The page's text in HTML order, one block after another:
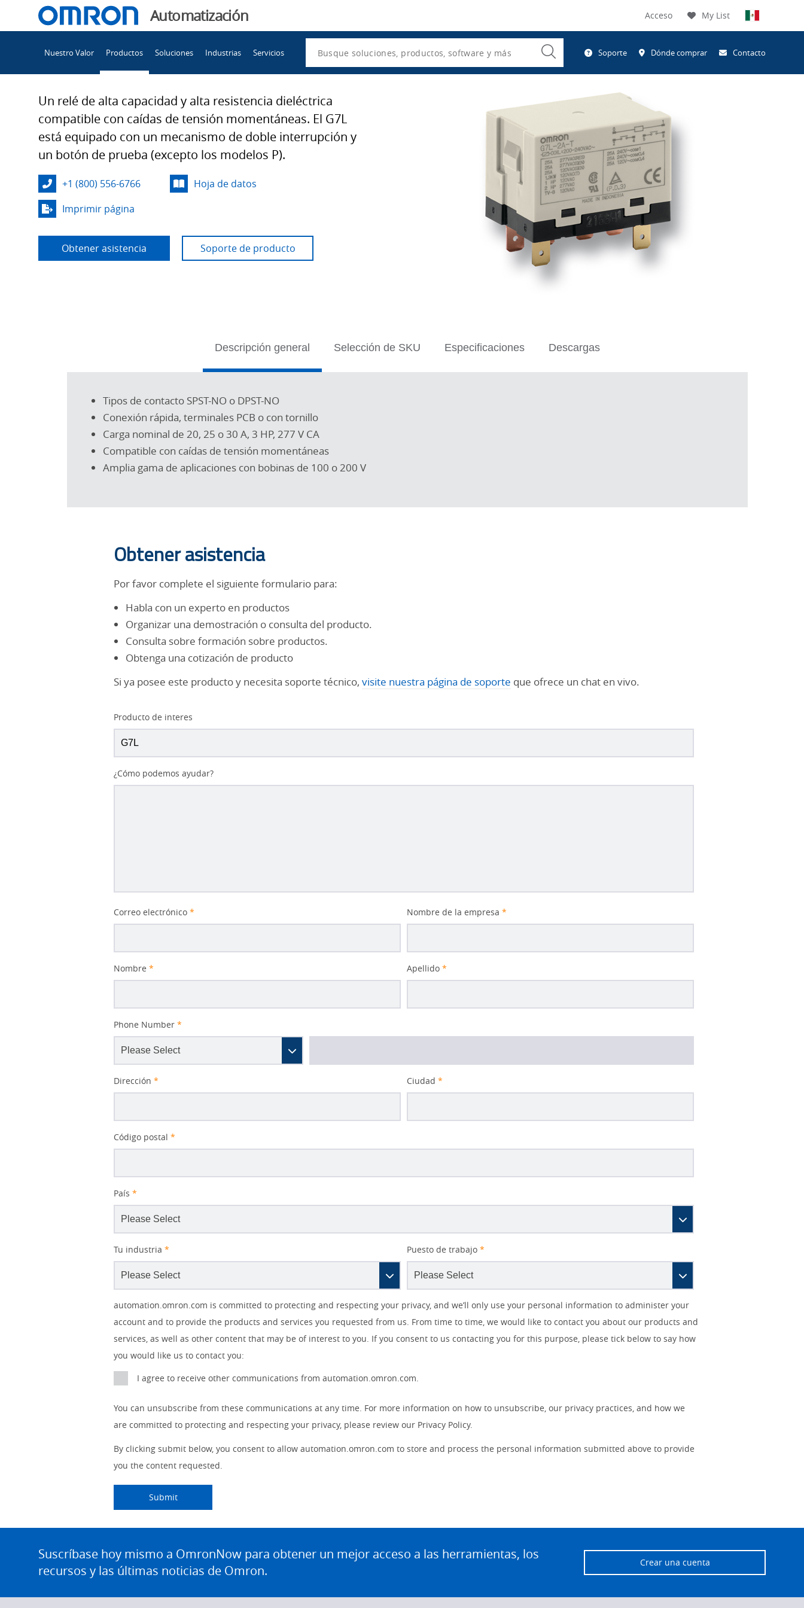
the
Automatización Acceso My List
Navigation
Nuestro Valor Productos Soluciones Industrias Servicios
Search
Submit
Search Soporte Dónde comprar Contacto
G7LUn relé de alta capacidad y alta resistencia dieléctrica
compatible con caídas de tensión momentáneas. El G7L
está equipado con un mecanismo de doble interrupción y
un botón de prueba (excepto los modelos P).
+1 (800) 556-6766
Hoja de datos
Imprimir página
Obtener asistencia Soporte de producto
Descripción general Selección de SKU Especificaciones Descargas
Tipos de contacto SPST-NO o DPST-NO
Conexión rápida, terminales PCB o con tornillo
Carga nominal de 20, 25 o 30 A, 3 HP, 277 V CA
Compatible con caídas de tensión momentáneas
Amplia gama de aplicaciones con bobinas de 100 o 200 V
Obtener asistencia
Por favor complete el siguiente formulario para:
Habla con un experto en productos
Organizar una demostración o consulta del producto.
Consulta sobre formación sobre productos.
Obtenga una cotización de producto
Si ya posee este producto y necesita soporte técnico, visite nuestra página de soporte que ofrece un chat en vivo.
Producto de interes
¿Cómo podemos ayudar?
Correo electrónico * Nombre de la empresa *
Nombre * Apellido *
Phone Number *
Dirección * Ciudad *
Código postal *
País *
Tu industria * Puesto de trabajo *
Other
Lead
Source
Lead
Source
Detail
Status
Opt-in
Marketing
No
I
am
an
Your
Role
Product Family
Interest
Automation
Systems
Components
and Vision
Drives
Sensing
SYSMAC
Motion and
Drive
Solutions Interest
IO Link
Panel Building
Quality Control
Safety Solutions
Traceability
Training
Maintenance
Flexible
Manufacturing
Sysmac Platform
automation.omron.com is committed to protecting and respecting your privacy, and we’ll only use your personal information to administer your
account and to provide the products and services you requested from us. From time to time, we would like to contact you about our products and
services, as well as other content that may be of interest to you. If you consent to us contacting you for this purpose, please tick below to say how
you would like us to contact you:
I agree to receive other communications from automation.omron.com.
You can unsubscribe from these communications at any time. For more information on how to unsubscribe, our privacy practices, and how we
are committed to protecting and respecting your privacy, please review our Privacy Policy.
By clicking submit below, you consent to allow automation.omron.com to store and process the personal information submitted above to provide
you the content requested.
Submit
Suscríbase hoy mismo a OmronNow para obtener un mejor acceso a las herramientas, los
recursos y las últimas noticias de Omron.
Crear una cuenta